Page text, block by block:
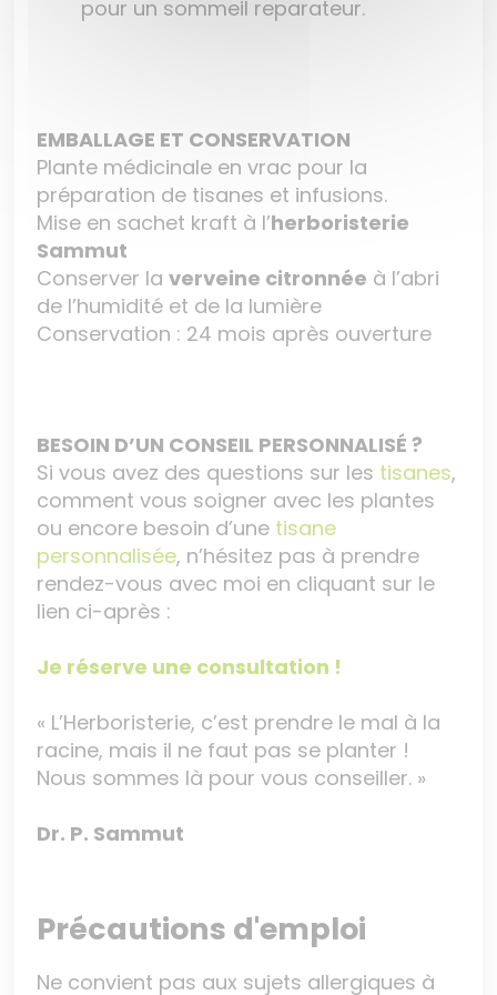
pour un sommeil reparateur.
EMBALLAGE ET CONSERVATION
Plante médicinale en vrac pour la
préparation de tisanes et infusions.
Mise en sachet kraft à l’herboristerie
Sammut
Conserver laverveine citronnée à l’abri
de l’humidité et de la lumière
Conservation : 24 mois après ouverture
BESOIN D’UN CONSEIL PERSONNALISÉ ?
Si vous avez des questions sur les tisanes,
comment vous soigner avec les plantes
ou encore besoin d’une tisane
personnalisée, n’hésitez pas à prendre
rendez-vous avec moi en cliquant sur le
lien ci-après :
Je réserve une consultation !
« L’Herboristerie, c’est prendre le mal à la
racine, mais il ne faut pas se planter !
Nous sommes là pour vous conseiller. »
Dr. P. Sammut
Précautions d'emploi
Ne convient pas aux sujets allergiques à